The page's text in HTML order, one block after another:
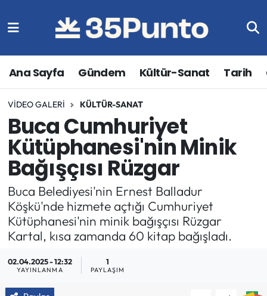
Ana Sayfa Gündem Kültür-Sanat Tarih
VIDEO GALERI KÜLTÜR-SANAT
Buca Cumhuriyet
Kütüphanesi'nin Minik
Bağışçısı Rüzgar
Buca Belediyesi'nin Ernest Balladur
Köşkü'nde hizmete açtığı Cumhuriyet
Kütüphanesi'nin minik bağışçısı Rüzgar
Kartal, kısa zamanda 60 kitap bağışladı.
02.04.2025 - 12:32
YAYINLANMA
1
PAYLAŞIM